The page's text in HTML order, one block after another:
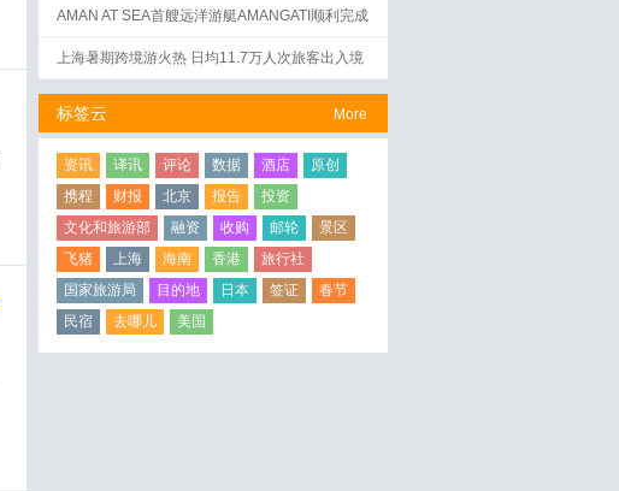
AMAN AT SEA首艘远洋游艇AMANGATI顺利完成
上海暑期跨境游火热 日均11.7万人次旅客出入境
More
标签云
资讯 译讯 评论 数据 酒店
原创
携程
财报 北京 报告
投资
文化和旅游部
融资 收购 邮轮
景区
飞猪
上海 海南 香港
旅行社
国家旅游局
目的地 日本 签证
春节
民宿
去哪儿 美国